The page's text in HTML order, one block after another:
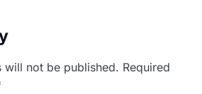
will not be published. Required